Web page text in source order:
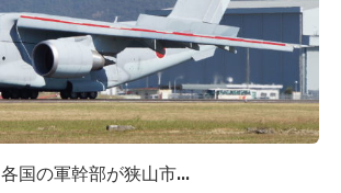
各国の軍幹部が狭山市...